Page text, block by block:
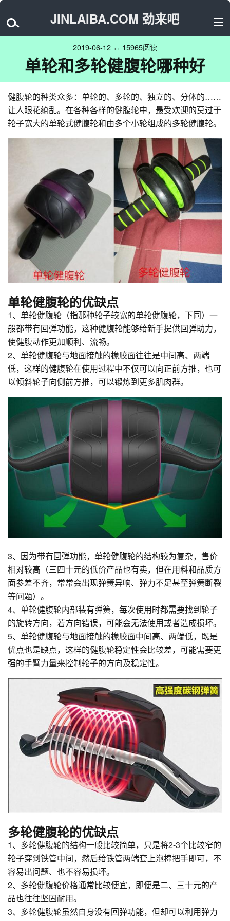
JINLAIBA.COM 劲来吧
2019-06-12 ↔ 15965阅读
单轮和多轮健腹轮哪种好
健腹轮的种类众多：单轮的、多轮的、独立的、分体的……
让人眼花缭乱。在各种各样的健腹轮中，最受欢迎的莫过于
轮子宽大的单轮式健腹轮和由多个小轮组成的多轮健腹轮。
单轮健腹轮的优缺点
1、单轮健腹轮（指那种轮子较宽的单轮健腹轮，下同）一
般都带有回弹功能，这种健腹轮能够给新手提供回弹助力，
使健腹动作更加顺利、流畅。
2、单轮健腹轮与地面接触的橡胶面往往是中间高、两端
低，这样的健腹轮在使用过程中不仅可以向正前方推，也可
以倾斜轮子向侧前方推，可以锻炼到更多肌肉群。
3、因为带有回弹功能，单轮健腹轮的结构较为复杂，售价
相对较高（三四十元的低价产品也有卖，但在用料和品质方
面参差不齐，常常会出现弹簧异响、弹力不足甚至弹簧断裂
等问题）。
4、单轮健腹轮内部装有弹簧，每次使用时都需要找到轮子
的旋转方向，若方向错误，可能会无法使用或者造成损坏。
5、单轮健腹轮与地面接触的橡胶面中间高、两端低，既是
优点也是缺点，这样的健腹轮稳定性会比较差，可能需要更
强的手臂力量来控制轮子的方向及稳定性。
多轮健腹轮的优缺点
1、多轮健腹轮的结构一般比较简单，只是将2-3个比较窄的
轮子穿到铁管中间，然后给铁管两端套上泡棉把手即可，不
容易出问题、也不容易损坏。
2、多轮健腹轮价格通常比较便宜，即便是二、三十元的产
品也往往坚固耐用。
3、多轮健腹轮虽然自身没有回弹功能，但却可以利用弹力